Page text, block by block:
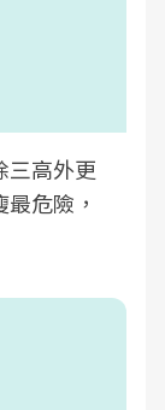
三高外更
危險，